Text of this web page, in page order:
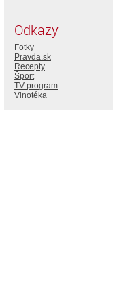
Odkazy
Fotky
Pravda.sk
Recepty
Šport
TV program
Vinotéka